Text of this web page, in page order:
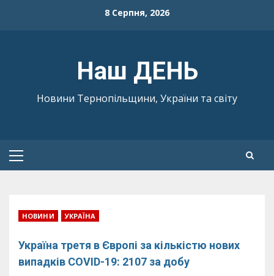
8 Серпня, 2026
Наш ДЕНЬ
Новини Тернопільщини, України та світу
Primary
НОВИНИ УКРАЇНА
Україна третя в Європі за кількістю нових
випадків COVID-19: 2107 за добу